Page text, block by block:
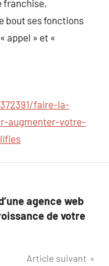
franchise,
bout ses fonctions
appel » et «
faire-la-
augmenter-votre-
agence web
de votre
Article suivant